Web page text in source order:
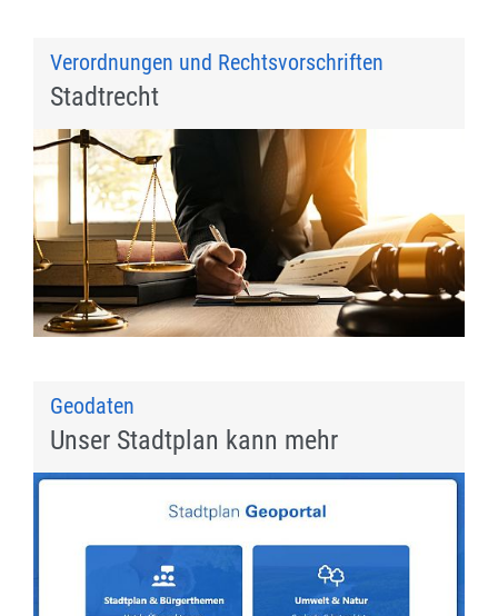
Verordnungen und Rechtsvorschriften
Stadtrecht
Geodaten
Unser Stadtplan kann mehr